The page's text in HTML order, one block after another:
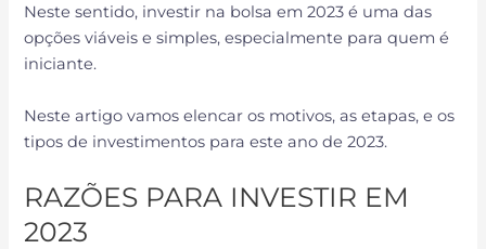
Neste sentido, investir na bolsa em 2023 é uma das
opções viáveis e simples, especialmente para quem é
iniciante.
Neste artigo vamos elencar os motivos, as etapas, e os
tipos de investimentos para este ano de 2023.
RAZÕES PARA INVESTIR EM
2023